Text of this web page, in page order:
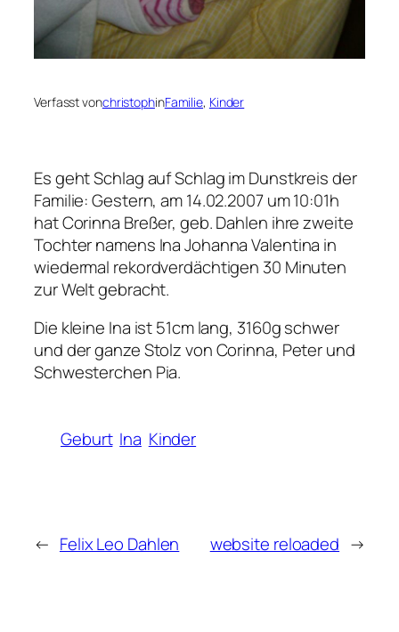
Verfasst vonchristophinFamilie, Kinder
Es geht Schlag auf Schlag im Dunstkreis der
Familie: Gestern, am 14.02.2007 um 10:01h
hat Corinna Breßer, geb. Dahlen ihre zweite
Tochter namens Ina Johanna Valentina in
wiedermal rekordverdächtigen 30 Minuten
zur Welt gebracht.
Die kleine Ina ist 51cm lang, 3160g schwer
und der ganze Stolz von Corinna, Peter und
Schwesterchen Pia.
Geburt Ina Kinder
← Felix Leo Dahlen website reloaded →